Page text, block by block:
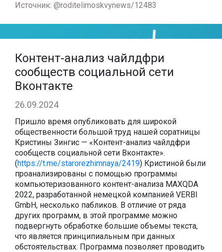
Источник: @roditelimoskvynews/12483
Контент-анализ чайлдфри
сообществ социальной сети
Вконтакте
26.09.2024
Пришло время опубликовать для широкой
общественности большой труд нашей соратницы
Кристины Зингис — «Контент-анализ чайлдфри
сообществ социальной сети Вконтакте».
(https://t.me/starorezhimnaya/2419) Кристиной были
проанализированы с помощью программы
компьютеризованного контент-анализа MAXQDA
2022, разработанной немецкой компанией VERBI
GmbH, несколько пабликов. В отличие от ряда
других программ, в этой программе можно
подвергнуть обработке большие объемы текста,
что является принципиальным при данных
обстоятельствах. Программа позволяет проводить